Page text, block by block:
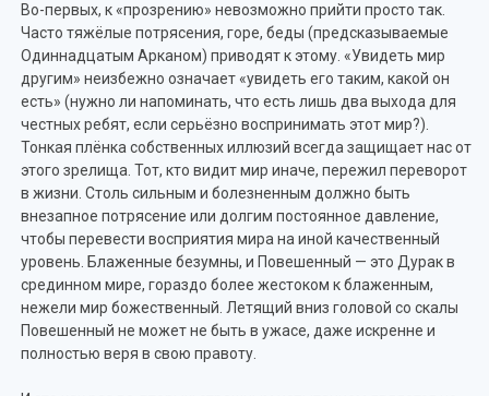
Во-первых, к «прозрению» невозможно прийти просто так.
Часто тяжёлые потрясения, горе, беды (предсказываемые
Одиннадцатым Арканом) приводят к этому. «Увидеть мир
другим» неизбежно означает «увидеть его таким, какой он
есть» (нужно ли напоминать, что есть лишь два выхода для
честных ребят, если серьёзно воспринимать этот мир?).
Тонкая плёнка собственных иллюзий всегда защищает нас от
этого зрелища. Тот, кто видит мир иначе, пережил переворот
в жизни. Столь сильным и болезненным должно быть
внезапное потрясение или долгим постоянное давление,
чтобы перевести восприятия мира на иной качественный
уровень. Блаженные безумны, и Повешенный — это Дурак в
срединном мире, гораздо более жестоком к блаженным,
нежели мир божественный. Летящий вниз головой со скалы
Повешенный не может не быть в ужасе, даже искренне и
полностью веря в свою правоту.